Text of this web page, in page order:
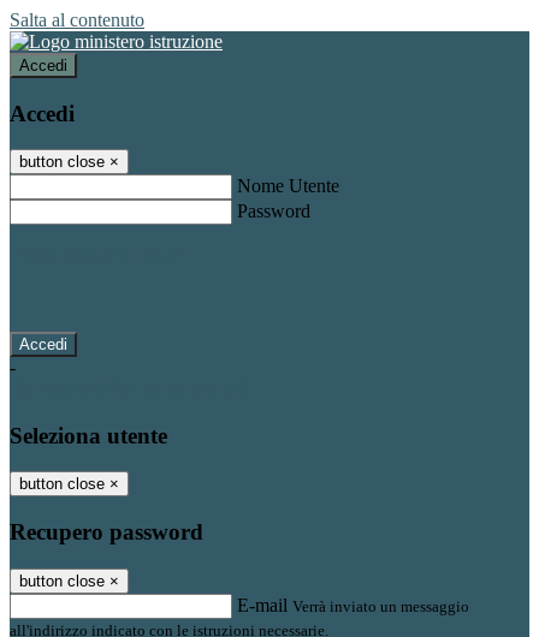
Salta al contenuto
Accedi
Accedi
button close ×
Nome Utente
Password
-
Seleziona utente
button close ×
Recupero password
button close ×
E-mail Verrà inviato un messaggio
all'indirizzo indicato con le istruzioni necessarie.